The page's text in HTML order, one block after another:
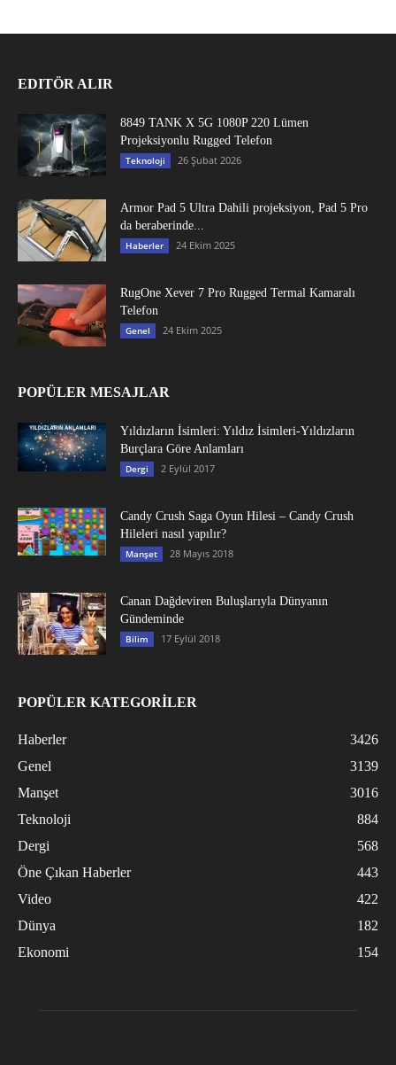
EDITÖR ALIR
8849 TANK X 5G 1080P 220 Lümen
Projeksiyonlu Rugged Telefon
Teknoloji 26 Şubat 2026
Armor Pad 5 Ultra Dahili projeksiyon, Pad 5 Pro
da beraberinde...
Haberler 24 Ekim 2025
RugOne Xever 7 Pro Rugged Termal Kamaralı
Telefon
Genel 24 Ekim 2025
POPÜLER MESAJLAR
Yıldızların İsimleri: Yıldız İsimleri-Yıldızların
Burçlara Göre Anlamları
Dergi 2 Eylül 2017
Candy Crush Saga Oyun Hilesi – Candy Crush
Hileleri nasıl yapılır?
Manşet 28 Mayıs 2018
Canan Dağdeviren Buluşlarıyla Dünyanın
Gündeminde
Bilim 17 Eylül 2018
POPÜLER KATEGORİLER
Haberler
3426
Genel
3139
Manşet
3016
Teknoloji
884
Dergi
568
Öne Çıkan Haberler
443
Video
422
Dünya
182
Ekonomi
154